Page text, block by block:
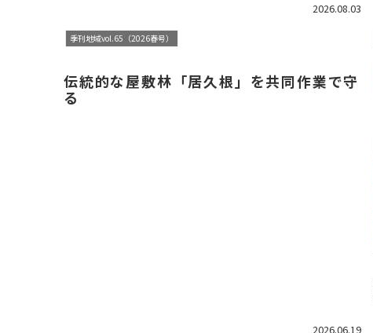
2026.08.03
季刊地域vol.65（2026春号）
伝統的な屋敷林「居久根」を共同作業で守
る
2026.06.19